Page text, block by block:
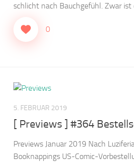
schlicht nach Bauchgefühl. Zwar ist
0
5. FEBRUAR 2019
[ Previews ] #364
Previews Januar 2019 Nach
Booknappings US-Comic-